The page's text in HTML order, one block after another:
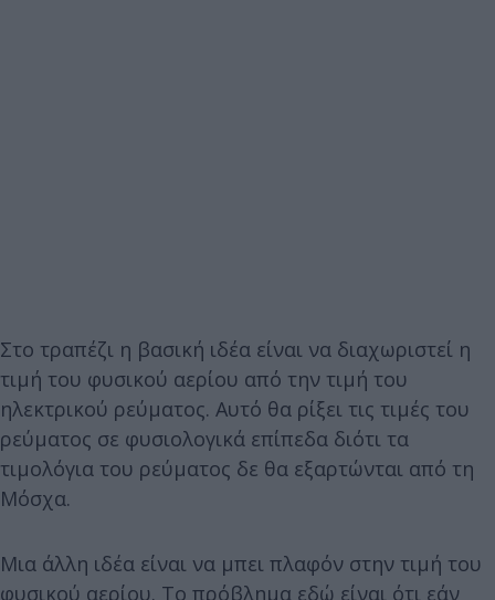
Στο τραπέζι η βασική ιδέα είναι να διαχωριστεί η
τιμή του φυσικού αερίου από την τιμή του
ηλεκτρικού ρεύματος. Αυτό θα ρίξει τις τιμές του
ρεύματος σε φυσιολογικά επίπεδα διότι τα
τιμολόγια του ρεύματος δε θα εξαρτώνται από τη
Μόσχα.
Μια άλλη ιδέα είναι να μπει πλαφόν στην τιμή του
φυσικού αερίου. Το πρόβλημα εδώ είναι ότι εάν